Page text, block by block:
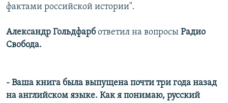
фактами российской истории".
Александр Гольдфарбответил на вопросы Радио
Свобода.
- Ваша книга была выпущена почти три года назад
на английском языке. Как я понимаю, русский